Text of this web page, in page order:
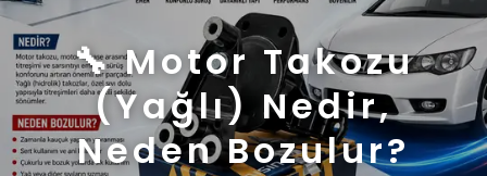
🔧 Motor Takozu
(Yağlı) Nedir,
Neden Bozulur?